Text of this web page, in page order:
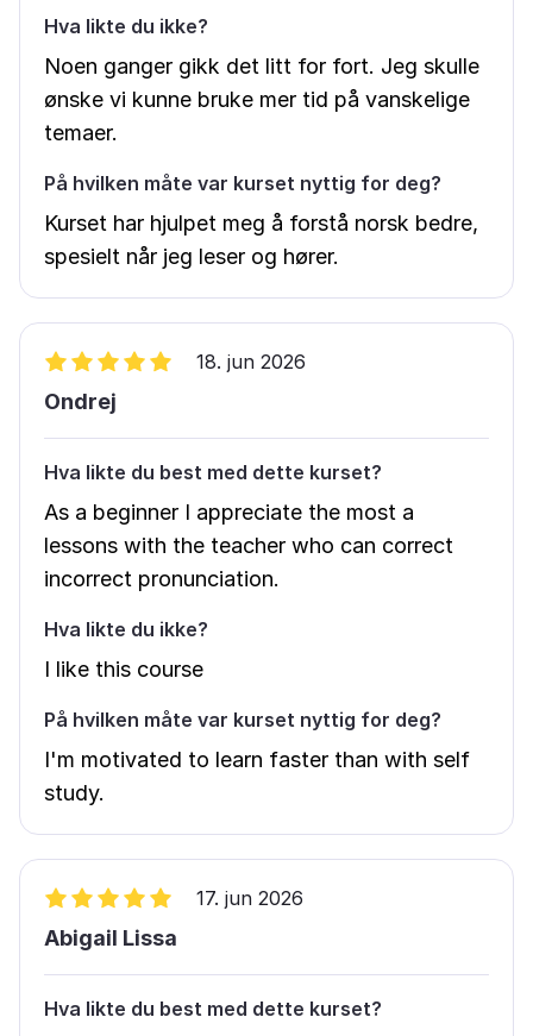
Hva likte du ikke?
Noen ganger gikk det litt for fort. Jeg skulle
ønske vi kunne bruke mer tid på vanskelige
temaer.
På hvilken måte var kurset nyttig for deg?
Kurset har hjulpet meg å forstå norsk bedre,
spesielt når jeg leser og hører.
18. jun 2026
Ondrej
Hva likte du best med dette kurset?
As a beginner I appreciate the most a
lessons with the teacher who can correct
incorrect pronunciation.
Hva likte du ikke?
I like this course
På hvilken måte var kurset nyttig for deg?
I'm motivated to learn faster than with self
study.
17. jun 2026
Abigail Lissa
Hva likte du best med dette kurset?